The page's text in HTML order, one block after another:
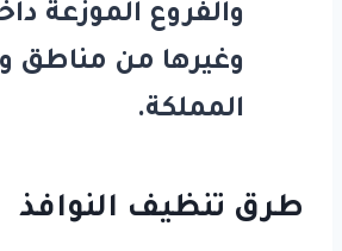
والفروع الموزعة
وغيرها من مناطق
المملكة.
طرق تنظيف النوافذ